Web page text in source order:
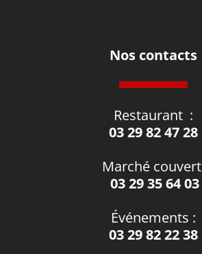
Nos contacts
Restaurant :
03 29 82 47 28
Marché couvert
03 29 35 64 03
Événements :
03 29 82 22 38